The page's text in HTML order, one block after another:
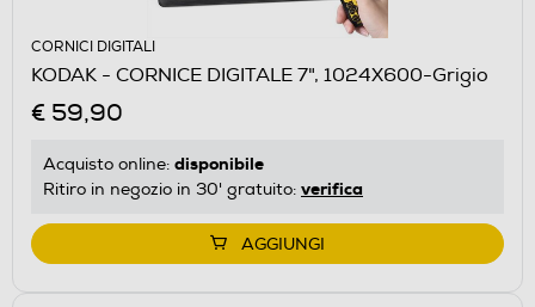
CORNICI DIGITALI
KODAK - CORNICE DIGITALE 7", 1024X600-Grigio
€ 59,90
Acquisto online: disponibile
Ritiro in negozio in 30' gratuito: verifica
AGGIUNGI